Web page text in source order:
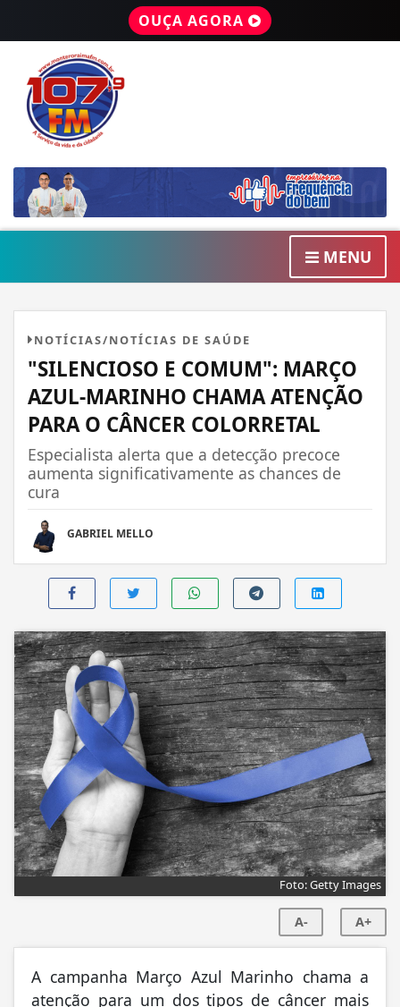
OUÇA AGORA
MENU
NOTÍCIAS/NOTÍCIAS DE SAÚDE
"SILENCIOSO E COMUM": MARÇO
AZUL-MARINHO CHAMA ATENÇÃO
PARA O CÂNCER COLORRETAL
Especialista alerta que a detecção precoce
aumenta significativamente as chances de
cura
GABRIEL MELLO
Foto: Getty Images
A- A+
A campanha Março Azul Marinho chama a
atenção para um dos tipos de câncer mais